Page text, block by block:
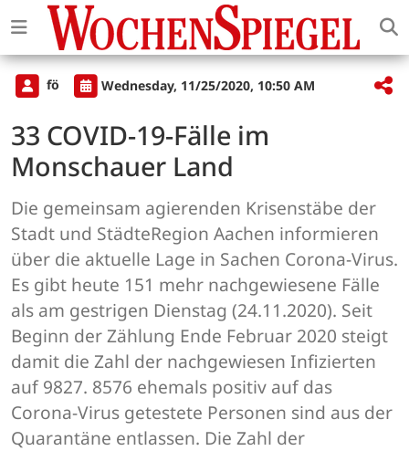
fö Wednesday, 11/25/2020, 10:50 AM
33 COVID-19-Fälle im
Monschauer Land
Die gemeinsam agierenden Krisenstäbe der
Stadt und StädteRegion Aachen informieren
über die aktuelle Lage in Sachen Corona-Virus.
Es gibt heute 151 mehr nachgewiesene Fälle
als am gestrigen Dienstag (24.11.2020). Seit
Beginn der Zählung Ende Februar 2020 steigt
damit die Zahl der nachgewiesen Infizierten
auf 9827. 8576 ehemals positiv auf das
Corona-Virus getestete Personen sind aus der
Quarantäne entlassen. Die Zahl der